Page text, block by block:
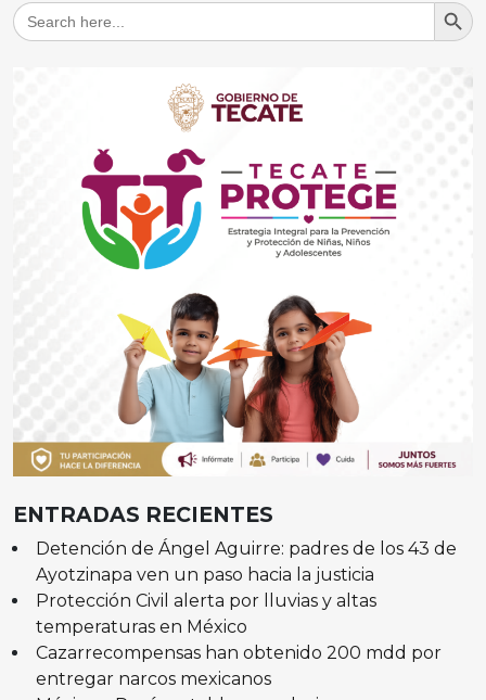
Search
for:
ENTRADAS RECIENTES
Detención de Ángel Aguirre: padres de los 43 de
Ayotzinapa ven un paso hacia la justicia
Protección Civil alerta por lluvias y altas
temperaturas en México
Cazarrecompensas han obtenido 200 mdd por
entregar narcos mexicanos